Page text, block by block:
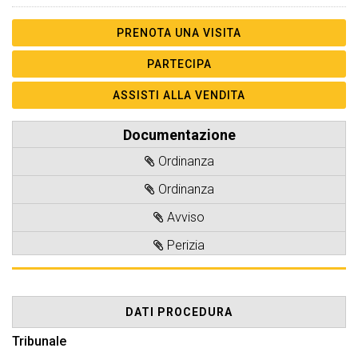
Documentazione
Ordinanza
Ordinanza
Avviso
Perizia
DATI PROCEDURA
Tribunale